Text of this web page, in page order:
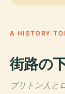
A HISTORY
街路の
ブリトン人と